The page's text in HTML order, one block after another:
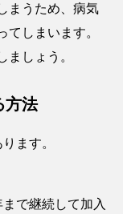
まうため、病気
しまいます。
ましょう。
方法
ます。
で継続して加入